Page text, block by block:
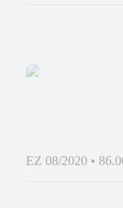
EZ 08/2020 •